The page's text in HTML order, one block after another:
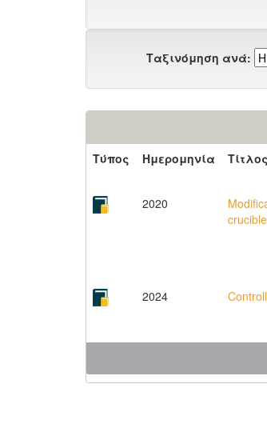
Ταξινόμηση ανά:
Τύπος
Ημερομηνία Τίτλος
2020
2024